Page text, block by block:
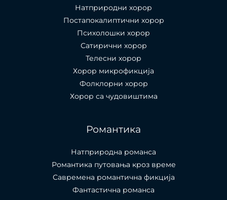
Натприродни хорор
Постапокалиптични хорор
Психолошки хорор
Сатирични хорор
Телесни хорор
Хорор микрофикција
Фолклорни хорор
Хорор са чудовиштима
Романтика
Натприродна романса
Романтика путовања кроз време
Савремена романтична фикција
Фантастична романса